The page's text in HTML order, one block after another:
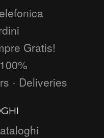
Gratis!
- Deliveries